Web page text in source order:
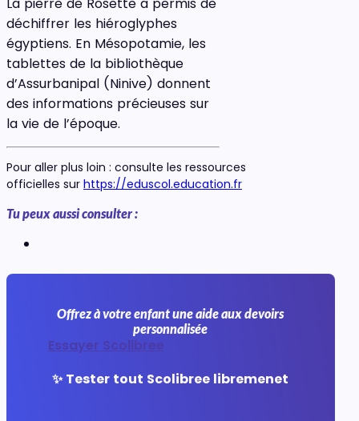
déchiffrer les hiéroglyphes
égyptiens. En Mésopotamie, les
tablettes de la bibliothèque
d’Assurbanipal (Ninive) donnent
des informations précieuses sur
la vie de l’époque.
Pour aller plus loin : consulte les ressources
officielles sur https://eduscol.education.fr
Tu peux aussi consulter :
Offrez à votre enfant une aide aux devoirs
personnalisée
Essayer Scolibree
✨ Tester tout Scolibree libremenet